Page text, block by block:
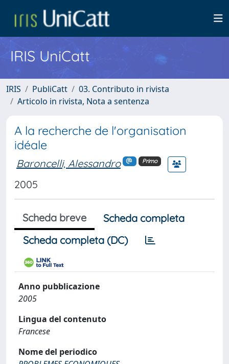
IRIS UniCatt
IRIS PubliCatt
03. Contributo in rivista
Articolo in rivista, Nota a sentenza
A la recherche de l'organisation
idéale
Baroncelli, Alessandro Primo
2005
Scheda breve
Scheda completa
Scheda completa (DC)
Anno pubblicazione
2005
Lingua del contenuto
Francese
Nome del periodico